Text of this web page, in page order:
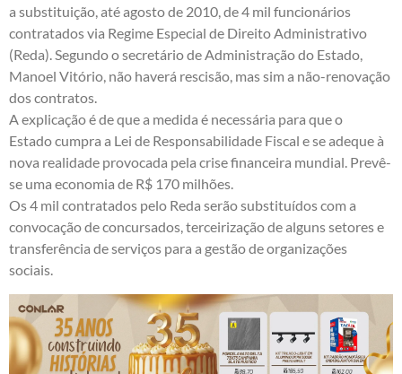
a substituição, até agosto de 2010, de 4 mil funcionários
contratados via Regime Especial de Direito Administrativo
(Reda). Segundo o secretário de Administração do Estado,
Manoel Vitório, não haverá rescisão, mas sim a não-renovação
dos contratos.
A explicação é de que a medida é necessária para que o
Estado cumpra a Lei de Responsabilidade Fiscal e se adeque à
nova realidade provocada pela crise financeira mundial. Prevê-
se uma economia de R$ 170 milhões.
Os 4 mil contratados pelo Reda serão substituídos com a
convocação de concursados, terceirização de alguns setores e
transferência de serviços para a gestão de organizações
sociais.